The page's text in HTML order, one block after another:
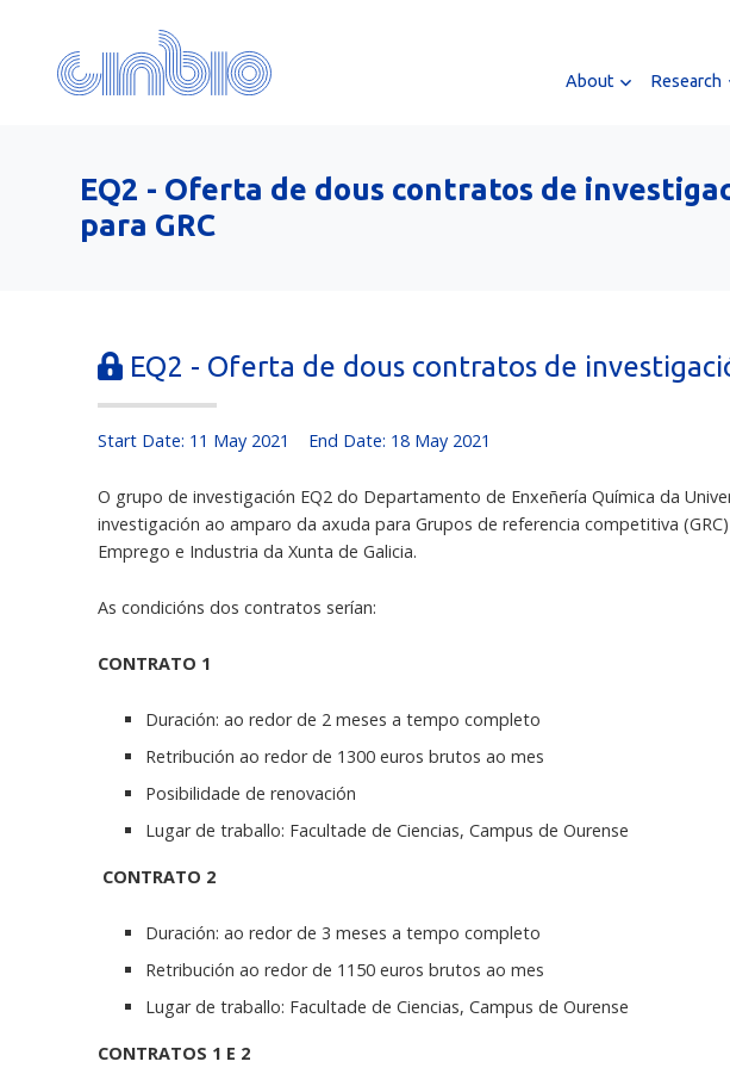
About Research
EQ2 - Oferta de dous contratos de
para GRC
EQ2 - Oferta de dous contratos de
Start Date: 11 May 2021 End Date: 18 May 2021
O grupo de investigación EQ2 do Departamento de Enxeñería Química da
investigación ao amparo da axuda para Grupos de referencia competitiva
Emprego e Industria da Xunta de Galicia.
As condicións dos contratos serían:
CONTRATO 1
Duración: ao redor de 2 meses a tempo completo
Retribución ao redor de 1300 euros brutos ao mes
Posibilidade de renovación
Lugar de traballo: Facultade de Ciencias, Campus de Ourense
CONTRATO 2
Duración: ao redor de 3 meses a tempo completo
Retribución ao redor de 1150 euros brutos ao mes
Lugar de traballo: Facultade de Ciencias, Campus de Ourense
CONTRATOS 1 E 2